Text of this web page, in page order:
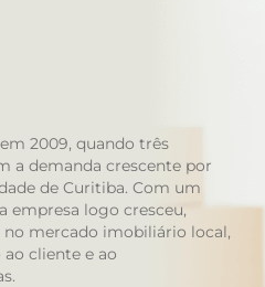
Tatuquara
Tingui
2009, quando três
a demanda crescente por
de Curitiba. Com um
empresa logo cresceu,
mercado imobiliário local,
cliente e ao